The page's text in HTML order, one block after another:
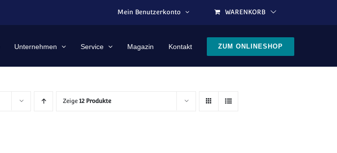
Mein Benutzerkonto
WARENKORB
Unternehmen Service Magazin Kontakt ZUM ONLINESHOP
Zeige12 Produkte